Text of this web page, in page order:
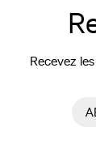
Recevez